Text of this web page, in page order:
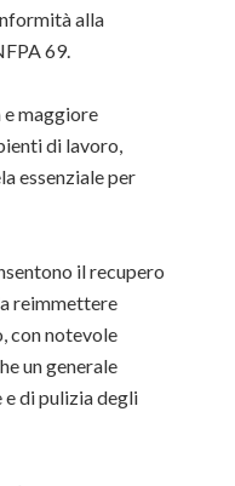
alla
69.
maggiore
di lavoro,
essenziale per
il recupero
reimmettere
con notevole
un generale
di pulizia degli